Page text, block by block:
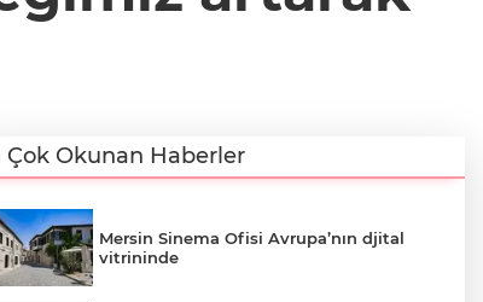
Çok Okunan Haberler
Mersin Sinema Ofisi Avrupa’nın djital
vitrininde